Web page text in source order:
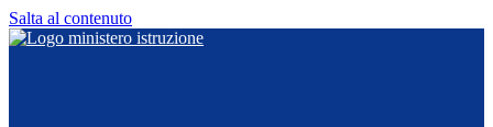
Salta al contenuto